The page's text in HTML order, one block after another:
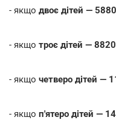
- якщо двоє дітей —
- якщо троє дітей —
- якщо четверо дітей —
- якщо п'ятеро дітей —